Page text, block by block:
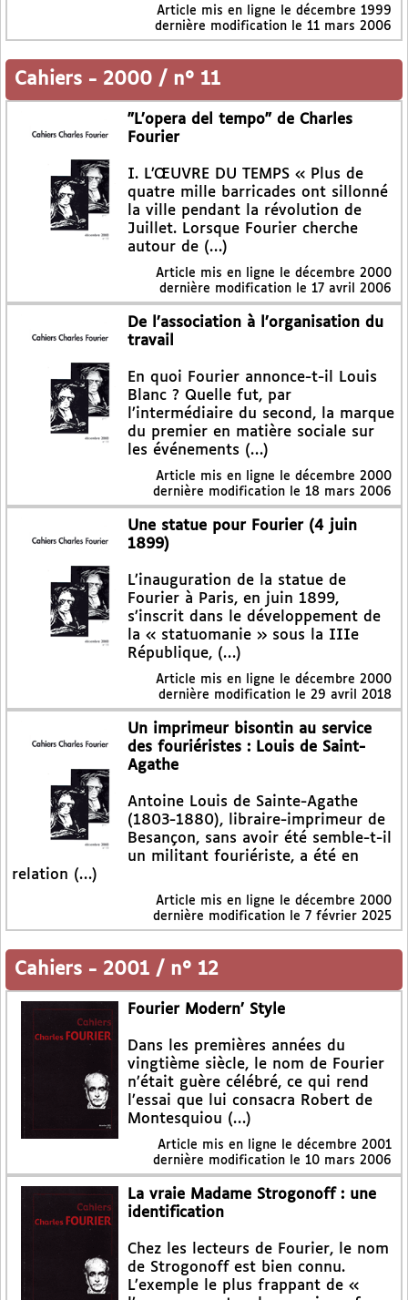
Article mis en ligne le décembre 1999
dernière modification le 11 mars 2006
Cahiers - 2000 / n° 11
"L’opera del tempo" de Charles
Fourier
I. L’ŒUVRE DU TEMPS « Plus de
quatre mille barricades ont sillonné
la ville pendant la révolution de
Juillet. Lorsque Fourier cherche
autour de (…)
Article mis en ligne le décembre 2000
dernière modification le 17 avril 2006
De l’association à l’organisation du
travail
En quoi Fourier annonce-t-il Louis
Blanc ? Quelle fut, par
l’intermédiaire du second, la marque
du premier en matière sociale sur
les événements (…)
Article mis en ligne le décembre 2000
dernière modification le 18 mars 2006
Une statue pour Fourier (4 juin
1899)
L’inauguration de la statue de
Fourier à Paris, en juin 1899,
s’inscrit dans le développement de
la « statuomanie » sous la IIIe
République, (…)
Article mis en ligne le décembre 2000
dernière modification le 29 avril 2018
Un imprimeur bisontin au service
des fouriéristes : Louis de Saint-
Agathe
Antoine Louis de Sainte-Agathe
(1803-1880), libraire-imprimeur de
Besançon, sans avoir été semble-t-il
un militant fouriériste, a été en
relation (…)
Article mis en ligne le décembre 2000
dernière modification le 7 février 2025
Cahiers - 2001 / n° 12
Fourier Modern’ Style
Dans les premières années du
vingtième siècle, le nom de Fourier
n’était guère célébré, ce qui rend
l’essai que lui consacra Robert de
Montesquiou (…)
Article mis en ligne le décembre 2001
dernière modification le 10 mars 2006
La vraie Madame Strogonoff : une
identification
Chez les lecteurs de Fourier, le nom
de Strogonoff est bien connu.
L’exemple le plus frappant de «